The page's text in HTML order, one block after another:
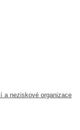
a neziskové organizace